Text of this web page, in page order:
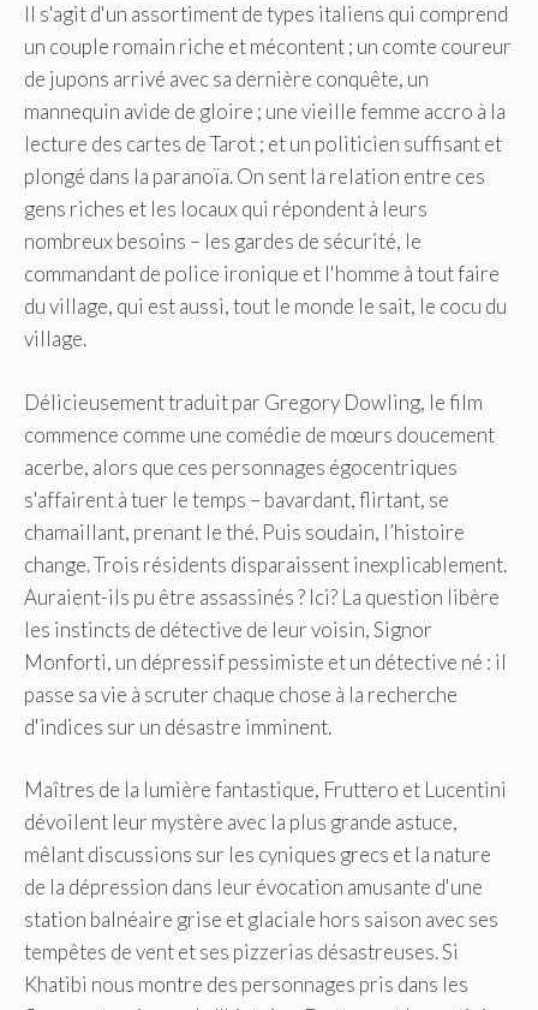
Il s'agit d'un assortiment de types italiens qui comprend
un couple romain riche et mécontent ; un comte coureur
de jupons arrivé avec sa dernière conquête, un
mannequin avide de gloire ; une vieille femme accro à la
lecture des cartes de Tarot ; et un politicien suffisant et
plongé dans la paranoïa. On sent la relation entre ces
gens riches et les locaux qui répondent à leurs
nombreux besoins – les gardes de sécurité, le
commandant de police ironique et l'homme à tout faire
du village, qui est aussi, tout le monde le sait, le cocu du
village.
Délicieusement traduit par Gregory Dowling, le film
commence comme une comédie de mœurs doucement
acerbe, alors que ces personnages égocentriques
s'affairent à tuer le temps – bavardant, flirtant, se
chamaillant, prenant le thé. Puis soudain, l’histoire
change. Trois résidents disparaissent inexplicablement.
Auraient-ils pu être assassinés ? Ici? La question libère
les instincts de détective de leur voisin, Signor
Monforti, un dépressif pessimiste et un détective né : il
passe sa vie à scruter chaque chose à la recherche
d'indices sur un désastre imminent.
Maîtres de la lumière fantastique, Fruttero et Lucentini
dévoilent leur mystère avec la plus grande astuce,
mêlant discussions sur les cyniques grecs et la nature
de la dépression dans leur évocation amusante d'une
station balnéaire grise et glaciale hors saison avec ses
tempêtes de vent et ses pizzerias désastreuses. Si
Khatibi nous montre des personnages pris dans les